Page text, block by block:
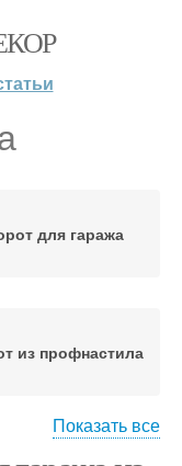
для гаража
из профнастила
Показать все